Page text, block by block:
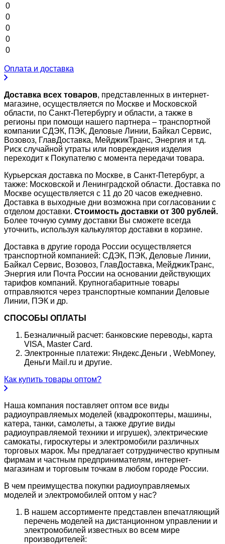
0
0
0
0
0
Оплата и доставка
Доставка всех товаров, представленных в интернет-
магазине, осуществляется по Москве и Московской
области, по Санкт-Петербургу и области, а также в
регионы при помощи нашего партнера – транспортной
компании СДЭК, ПЭК, Деловые Линии, Байкал Сервис,
Возовоз, ГлавДоставка, МейджикТранс, Энергия и т.д.
Риск случайной утраты или повреждения изделия
переходит к Покупателю с момента передачи товара.
Курьерская доставка по Москве, в Санкт-Петербург, а
также: Московской и Ленинградской области. Доставка по
Москве осуществляется с 11 до 20 часов ежедневно.
Доставка в выходные дни возможна при согласовании с
отделом доставки. Стоимость доставки от 300 рублей.
Более точную сумму доставки Вы сможете всегда
уточнить, используя калькулятор доставки в корзине.
Доставка в другие города России осуществляется
транспортной компанией: СДЭК, ПЭК, Деловые Линии,
Байкал Сервис, Возовоз, ГлавДоставка, МейджикТранс,
Энергия или Почта России на основании действующих
тарифов компаний. Крупногабаритные товары
отправляются через транспортные компании Деловые
Линии, ПЭК и др.
СПОСОБЫ ОПЛАТЫ
Безналичный расчет: банковские переводы, карта
VISA, Master Card.
Электронные платежи: Яндекс.Деньги , WebMoney,
Деньги Mail.ru и другие.
Как купить товары оптом?
Наша компания поставляет оптом все виды
радиоуправляемых моделей (квадрокоптеры, машины,
катера, танки, самолеты, а также другие виды
радиоуправляемой техники и игрушек), электрические
самокаты, гироскутеры и электромобили различных
торговых марок. Мы предлагает сотрудничество крупным
фирмам и частным предпринимателям, интернет-
магазинам и торговым точкам в любом городе России.
В чем преимущества покупки радиоуправляемых
моделей и электромобилей оптом у нас?
В нашем ассортименте представлен впечатляющий
перечень моделей на дистанционном управлении и
электромобилей известных во всем мире
производителей: